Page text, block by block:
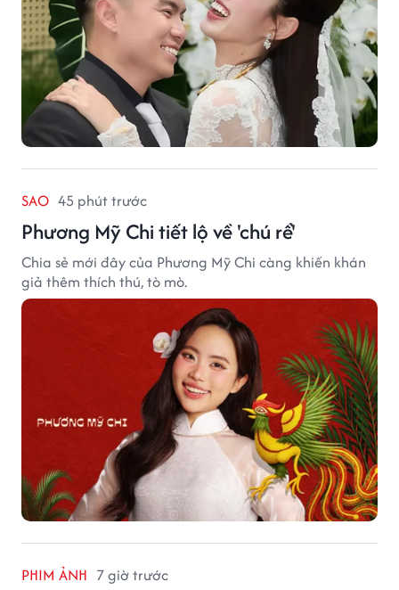
SAO 45 phút trước
Phương Mỹ Chi tiết lộ về 'chú rể'
Chia sẻ mới đây của Phương Mỹ Chi càng khiến khán
giả thêm thích thú, tò mò.
PHIM ẢNH 7 giờ trước